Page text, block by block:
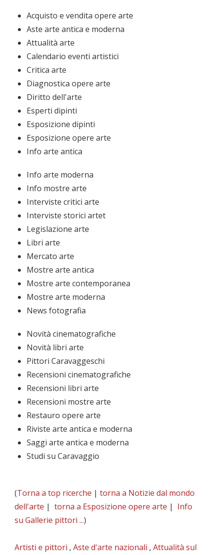
Acquisto e vendita opere arte
Aste arte antica e moderna
Attualità arte
Calendario eventi artistici
Critica arte
Diagnostica opere arte
Diritto dell'arte
Esperti dipinti
Esposizione dipinti
Esposizione opere arte
Info arte antica
Info arte moderna
Info mostre arte
Interviste critici arte
Interviste storici artet
Legislazione arte
Libri arte
Mercato arte
Mostre arte antica
Mostre arte contemporanea
Mostre arte moderna
News fotografia
Novità cinematografiche
Novità libri arte
Pittori Caravaggeschi
Recensioni cinematografiche
Recensioni libri arte
Recensioni mostre arte
Restauro opere arte
Riviste arte antica e moderna
Saggi arte antica e moderna
Studi su Caravaggio
(Torna a top ricerche | torna a Notizie dal mondo
dell'arte | torna a Esposizione opere arte | Info
su Gallerie pittori ...)
Artisti e pittori , Aste d'arte nazionali , Attualità sul